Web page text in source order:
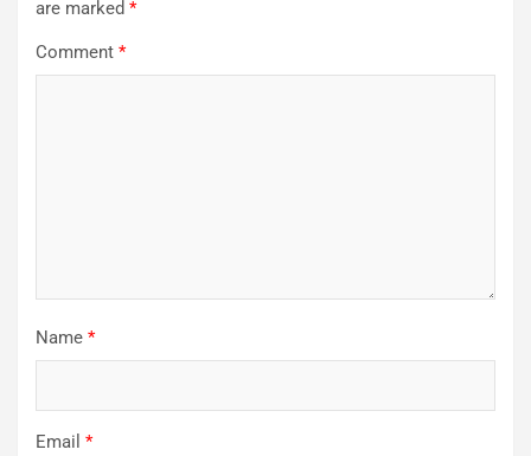
are marked *
Comment *
Name *
Email *